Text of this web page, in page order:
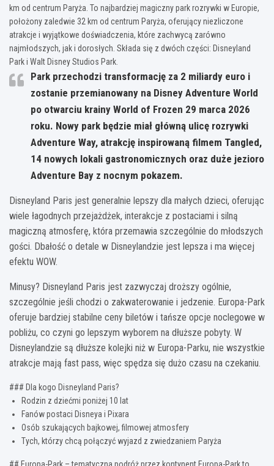
km od centrum Paryża. To najbardziej magiczny park rozrywki w Europie,
położony zaledwie 32 km od centrum Paryża, oferujący niezliczone
atrakcje i wyjątkowe doświadczenia, które zachwycą zarówno
najmłodszych, jak i dorosłych. Składa się z dwóch części: Disneyland
Park i Walt Disney Studios Park.
Park przechodzi transformację za 2 miliardy euro i
zostanie przemianowany na Disney Adventure World
po otwarciu krainy World of Frozen 29 marca 2026
roku. Nowy park będzie miał główną ulicę rozrywki
Adventure Way, atrakcję inspirowaną filmem Tangled,
14 nowych lokali gastronomicznych oraz duże jezioro
Adventure Bay z nocnym pokazem.
Disneyland Paris jest generalnie lepszy dla małych dzieci, oferując
wiele łagodnych przejażdżek, interakcje z postaciami i silną
magiczną atmosferę, która przemawia szczególnie do młodszych
gości. Dbałość o detale w Disneylandzie jest lepsza i ma więcej
efektu WOW.
Minusy? Disneyland Paris jest zazwyczaj droższy ogólnie,
szczególnie jeśli chodzi o zakwaterowanie i jedzenie. Europa-Park
oferuje bardziej stabilne ceny biletów i tańsze opcje noclegowe w
pobliżu, co czyni go lepszym wyborem na dłuższe pobyty. W
Disneylandzie są dłuższe kolejki niż w Europa-Parku, nie wszystkie
atrakcje mają fast pass, więc spędza się dużo czasu na czekaniu.
### Dla kogo Disneyland Paris?
Rodzin z dziećmi poniżej 10 lat
Fanów postaci Disneya i Pixara
Osób szukających bajkowej, filmowej atmosfery
Tych, którzy chcą połączyć wyjazd z zwiedzaniem Paryża
## Europa-Park – tematyczna podróż przez kontynent Europa-Park to